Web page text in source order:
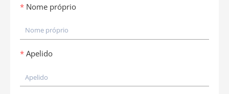
Nome próprio
Apelido